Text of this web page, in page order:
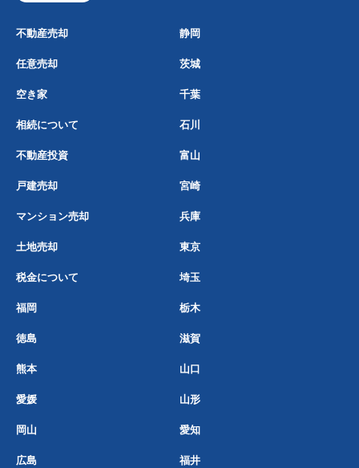
不動産売却 静岡
任意売却 茨城
空き家 千葉
相続について 石川
不動産投資 富山
戸建売却 宮崎
マンション売却 兵庫
土地売却 東京
税金について 埼玉
福岡 栃木
徳島 滋賀
熊本 山口
愛媛 山形
岡山 愛知
広島 福井